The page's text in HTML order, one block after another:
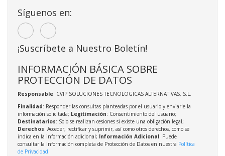
Síguenos en:
¡Suscríbete a Nuestro Boletín!
INFORMACIÓN BÁSICA SOBRE
PROTECCIÓN DE DATOS
Responsable: CVIP SOLUCIONES TECNOLOGICAS ALTERNATIVAS, S.L.
Finalidad: Responder las consultas planteadas por el usuario y enviarle la
información solicitada; Legitimación: Consentimiento del usuario;
Destinatarios: Solo se realizan cesiones si existe una obligación legal;
Derechos: Acceder, rectificar y suprimir, así como otros derechos, como se
indica en la información adicional; Información Adicional: Puede
consultar la información completa de Protección de Datos en nuestra Política
de Privacidad.